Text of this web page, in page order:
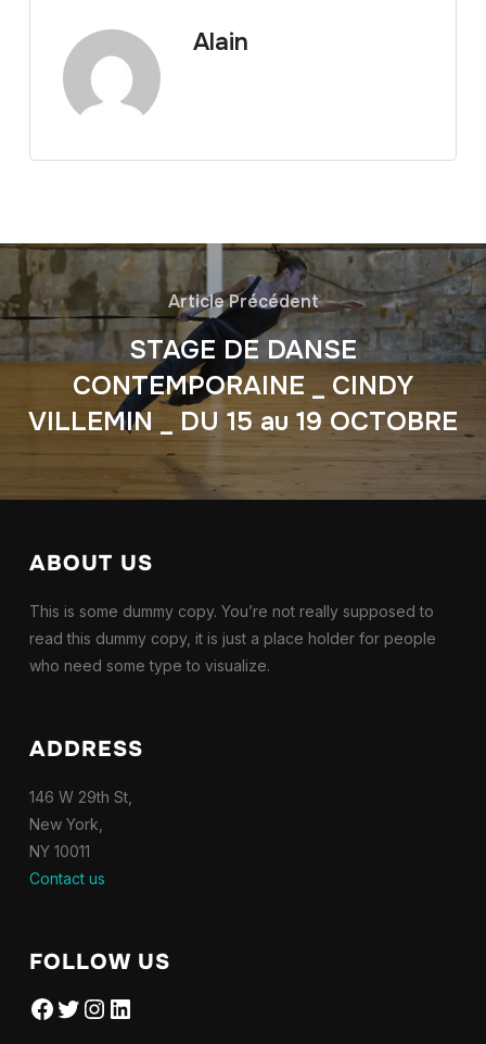
Alain
Article Précédent
STAGE DE DANSE
CONTEMPORAINE _ CINDY
VILLEMIN _ DU 15 au 19 OCTOBRE
ABOUT US
This is some dummy copy. You’re not really supposed to
read this dummy copy, it is just a place holder for people
who need some type to visualize.
ADDRESS
146 W 29th St,
New York,
NY 10011
Contact us
FOLLOW US
Facebook
Twitter
Instagram
LinkedIn